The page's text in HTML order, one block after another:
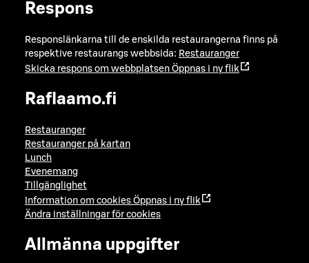
Respons
Responslänkarna till de enskilda restaurangerna finns på
respektive restaurangs webbsida: Restauranger
Skicka respons om webbplatsen Öppnas i ny flik
Raflaamo.fi
Restauranger
Restauranger på kartan
Lunch
Evenemang
Tillgänglighet
Information om cookies Öppnas i ny flik
Ändra inställningar för cookies
Allmänna uppgifter